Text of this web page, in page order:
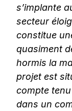
s’implante
secteur
constitue
quasiment
hormis la
projet est
compte
dans un